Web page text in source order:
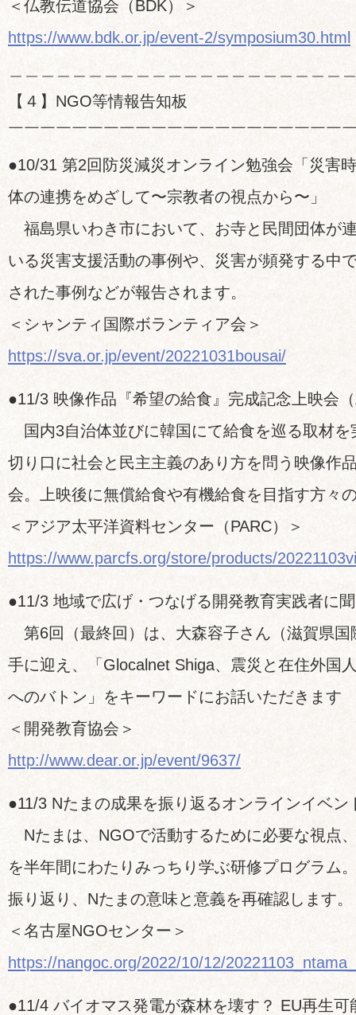
＜仏教伝道協会（BDK）＞
https://www.bdk.or.jp/event-2/symposium30.html
【４】NGO等情報告知板
￣￣￣￣￣￣￣￣￣￣￣￣￣￣￣￣￣￣￣￣￣
●10/31 第2回防災減災オンライン勉強会「災害
体の連携をめざして〜宗教者の視点から〜」
福島県いわき市において、お寺と民間団体が
いる災害支援活動の事例や、災害が頻発する中
された事例などが報告されます。
＜シャンティ国際ボランティア会＞
https://sva.or.jp/event/20221031bousai/
●11/3 映像作品『希望の給食』完成記念上映会
国内3自治体並びに韓国にて給食を巡る取材を
切り口に社会と民主主義のあり方を問う映像作
会。上映後に無償給食や有機給食を目指す方々
＜アジア太平洋資料センター（PARC）＞
https://www.parcfs.org/store/products/
●11/3 地域で広げ・つなげる開発教育実践者に
第6回（最終回）は、大森容子さん（滋賀県国
手に迎え、「Glocalnet Shiga、震災と在住外国
へのバトン」をキーワードにお話いただきます
＜開発教育協会＞
http://www.dear.or.jp/event/9637/
●11/3 Nたまの成果を振り返るオンラインイベン
Nたまは、NGOで活動するために必要な視点
を半年間にわたりみっちり学ぶ研修プログラム
振り返り、Nたまの意味と意義を再確認します。
＜名古屋NGOセンター＞
https://nangoc.org/2022/10/12/
●11/4 バイオマス発電が森林を壊す？ EU再生可